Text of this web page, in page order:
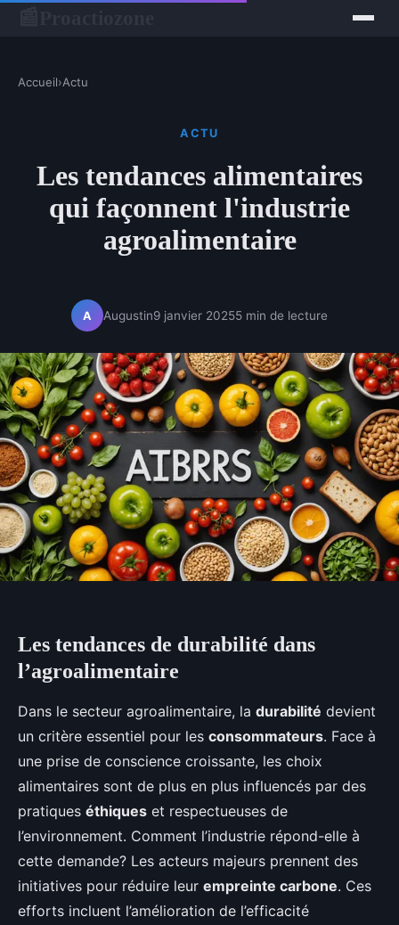
Accueil›Actu
ACTU
Les tendances alimentaires
qui façonnent l'industrie
agroalimentaire
A Augustin9 janvier 20255 min de lecture
Les tendances de durabilité dans
l’agroalimentaire
Dans le secteur agroalimentaire, la durabilité devient
un critère essentiel pour les consommateurs. Face à
une prise de conscience croissante, les choix
alimentaires sont de plus en plus influencés par des
pratiques éthiques et respectueuses de
l’environnement. Comment l’industrie répond-elle à
cette demande? Les acteurs majeurs prennent des
initiatives pour réduire leur empreinte carbone. Ces
efforts incluent l’amélioration de l’efficacité